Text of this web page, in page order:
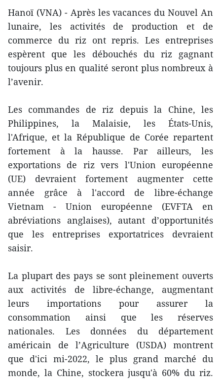
Hanoï (VNA) - Après les vacances du Nouvel An
lunaire, les activités de production et de
commerce du riz ont repris. Les entreprises
espèrent que les débouchés du riz gagnant
toujours plus en qualité seront plus nombreux à
l’avenir.
Les commandes de riz depuis la Chine, les
Philippines, la Malaisie, les États-Unis,
l'Afrique, et la République de Corée repartent
fortement à la hausse. Par ailleurs, les
exportations de riz vers l'Union européenne
(UE) devraient fortement augmenter cette
année grâce à l'accord de libre-échange
Vietnam - Union européenne (EVFTA en
abréviations anglaises), autant d’opportunités
que les entreprises exportatrices devraient
saisir.
La plupart des pays se sont pleinement ouverts
aux activités de libre-échange, augmentant
leurs importations pour assurer la
consommation ainsi que les réserves
nationales. Les données du département
américain de l’Agriculture (USDA) montrent
que d'ici mi-2022, le plus grand marché du
monde, la Chine, stockera jusqu'à 60% du riz.